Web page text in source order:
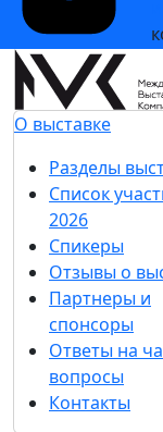
О выставке
Разделы
Список
2026
Спикеры
Отзывы о
Партнеры и
спонсоры
Ответы на
вопросы
Контакты